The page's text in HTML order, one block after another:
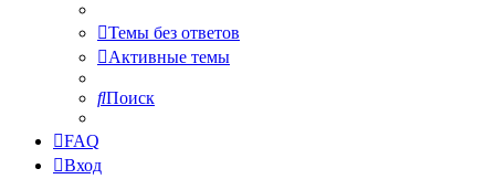
Темы без ответов
Активные темы
Поиск
FAQ
Вход